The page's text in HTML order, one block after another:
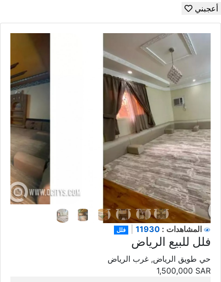
أعجبني
فلل المشاهدات :11930
فلل للبيع الرياض
حي طويق الرياض, غرب الرياض
1,500,000